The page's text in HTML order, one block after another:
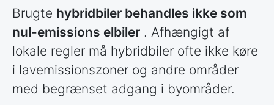
Brugte hybridbiler behandles ikke som
nul-emissions elbiler . Afhængigt af
lokale regler må hybridbiler ofte ikke køre
i lavemissionszoner og andre områder
med begrænset adgang i byområder.